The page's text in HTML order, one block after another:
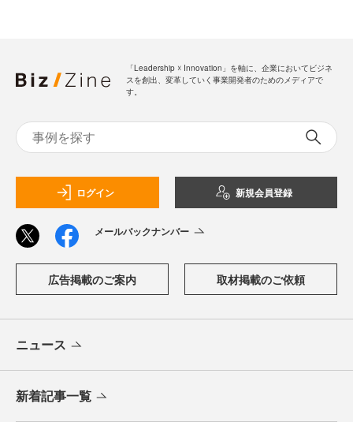
「Leadership ☓ Innovation」を軸に、企業においてビジネ
スを創出、変革していく事業開発者のためのメディアで
す。
ログイン 新規会員登録
メールバックナンバー
広告掲載のご案内 取材掲載のご依頼
ニュース
新着記事一覧